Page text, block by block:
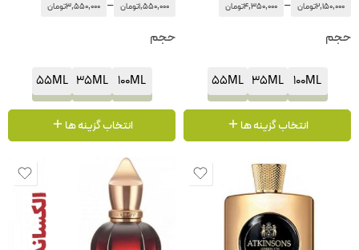
2,150,000تومان –
4,350,000تومان
حجم
100ML
35ML
55ML
انتخاب گزینه ها
1,550,000تومان –
3,550,000تومان
حجم
100ML
35ML
55ML
انتخاب گزینه ها